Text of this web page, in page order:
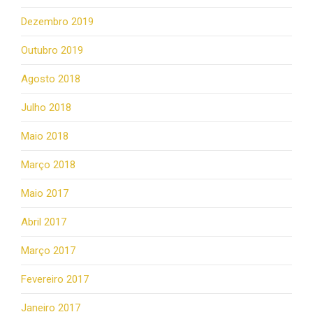
Dezembro 2019
Outubro 2019
Agosto 2018
Julho 2018
Maio 2018
Março 2018
Maio 2017
Abril 2017
Março 2017
Fevereiro 2017
Janeiro 2017